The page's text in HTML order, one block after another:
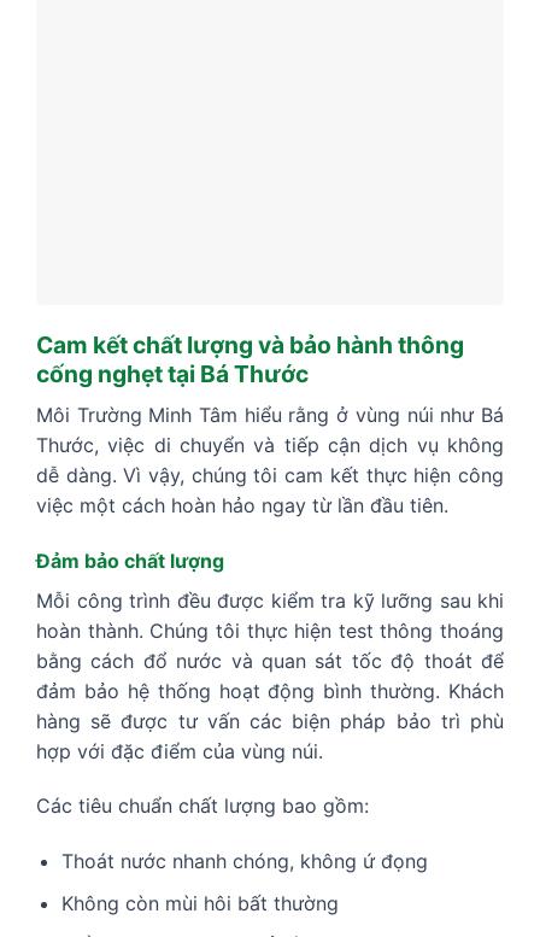
Cam kết chất lượng và bảo hành thông
cống nghẹt tại Bá Thước
Môi Trường Minh Tâm hiểu rằng ở vùng núi như Bá
Thước, việc di chuyển và tiếp cận dịch vụ không
dễ dàng. Vì vậy, chúng tôi cam kết thực hiện công
việc một cách hoàn hảo ngay từ lần đầu tiên.
Đảm bảo chất lượng
Mỗi công trình đều được kiểm tra kỹ lưỡng sau khi
hoàn thành. Chúng tôi thực hiện test thông thoáng
bằng cách đổ nước và quan sát tốc độ thoát để
đảm bảo hệ thống hoạt động bình thường. Khách
hàng sẽ được tư vấn các biện pháp bảo trì phù
hợp với đặc điểm của vùng núi.
Các tiêu chuẩn chất lượng bao gồm:
Thoát nước nhanh chóng, không ứ đọng
Không còn mùi hôi bất thường